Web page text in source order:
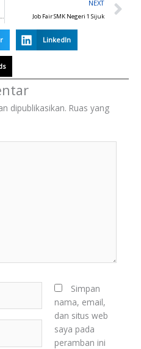
Peringatan Maulid Nabi Muhammad SAW 12 Rabiul Awal 1445H
NEXT
Job Fair SMK Negeri 1 Sijuk
LinkedIn
dipublikasikan. Ruas yang
Simpan
nama, email,
dan situs web
saya pada
peramban ini
BERITA
TERKINI